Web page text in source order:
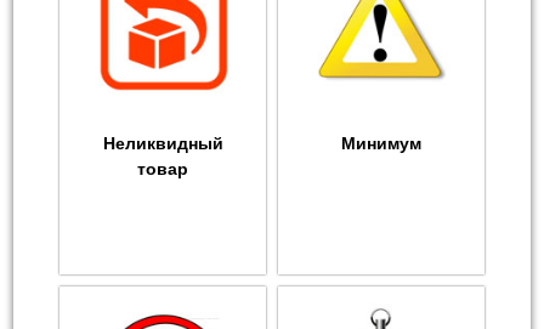
Неликвидный
товар
Минимум